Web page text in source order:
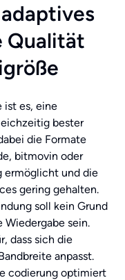
Qualität
ist es, eine
bester
die Formate
bitmovin oder
ermöglicht und die
gering gehalten.
soll kein Grund
sein.
dass sich die
anpasst.
codierung optimiert